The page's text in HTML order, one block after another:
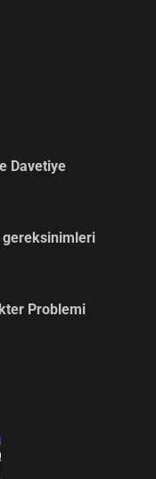
Davetiye
gereksinimleri
Problemi